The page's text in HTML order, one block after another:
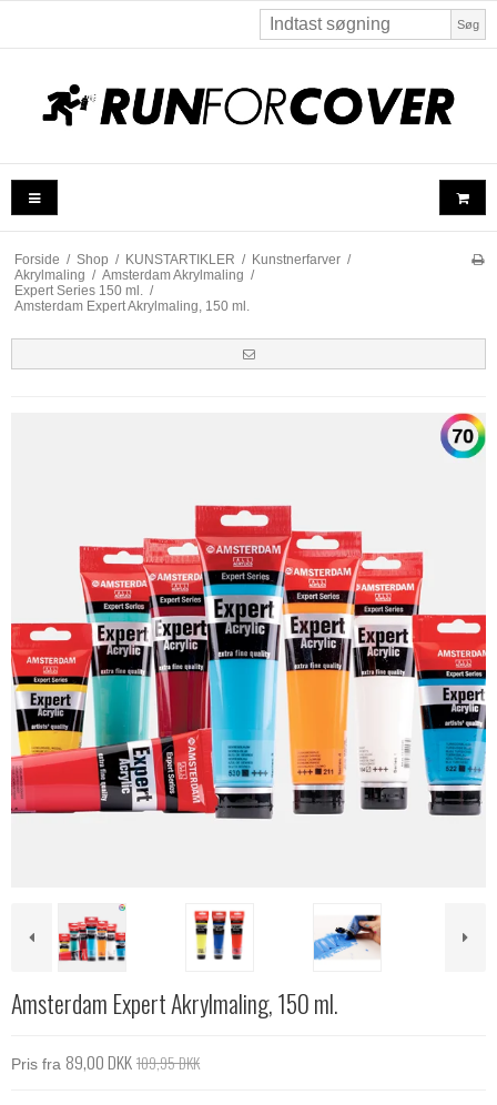
Søg
Forside / Shop / KUNSTARTIKLER / Kunstnerfarver /
Akrylmaling / Amsterdam Akrylmaling /
Expert Series 150 ml. /
Amsterdam Expert Akrylmaling, 150 ml.
Amsterdam Expert Akrylmaling, 150 ml.
Pris fra 89,00 DKK109,95 DKK